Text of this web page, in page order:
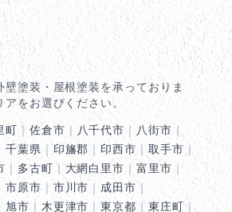
塗装・屋根塗装を承っておりま
をお選びください。
町 ｜ 佐倉市 ｜ 八千代市 ｜ 八街市 ｜
千葉県 ｜ 印旛郡 ｜ 印西市 ｜取手市 ｜
｜ 多古町 ｜大網白里市 ｜富里市 ｜
市原市 ｜ 市川市｜ 成田市 ｜
旭市 ｜ 木更津市 ｜東京都 ｜東庄町｜